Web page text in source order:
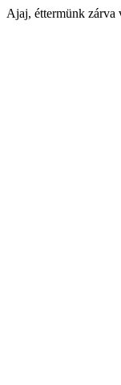
Ajaj, éttermünk zárva